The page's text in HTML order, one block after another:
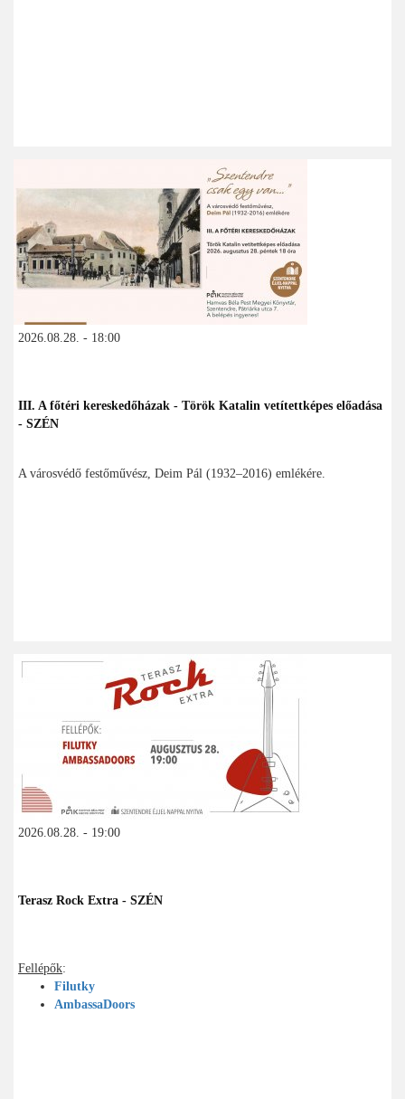
2026.08.28. - 18:00
III. A főtéri kereskedőházak - Török Katalin vetítettképes előadása
- SZÉN
A városvédő festőművész, Deim Pál (1932–2016) emlékére.
2026.08.28. - 19:00
Terasz Rock Extra - SZÉN
Fellépők:
Filutky
AmbassaDoors